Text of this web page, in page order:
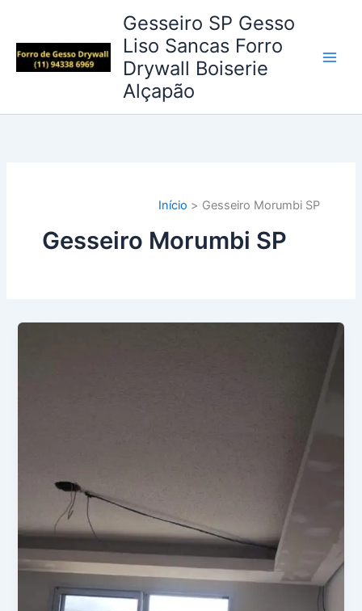
conteúdo
Gesseiro SP Gesso
Liso Sancas Forro
Drywall Boiserie
Alçapão
Início Gesseiro Morumbi SP
Gesseiro Morumbi SP